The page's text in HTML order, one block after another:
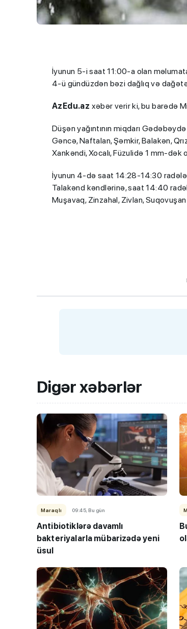
İyunun 5-i saat 11:00-a olan
4-ü gündüzdən bəzi dağlıq və
AzEdu.az xəbər verir ki, bu barədə
Düşən yağıntının miqdarı
Gəncə, Naftalan, Şəmkir, Balakən,
Xankəndi, Xocalı, Füzulidə 1 mm-dək
İyunun 4-də saat 14:28-14:30
Talakənd kəndlərinə, saat 14:40
Muşavaq, Zinzahal, Zivlan,
Digər xəbərlər
Maraqlı 09:45, Bu gün
Antibiotiklərə davamlı
bakteriyalarla mübarizədə yeni
üsul